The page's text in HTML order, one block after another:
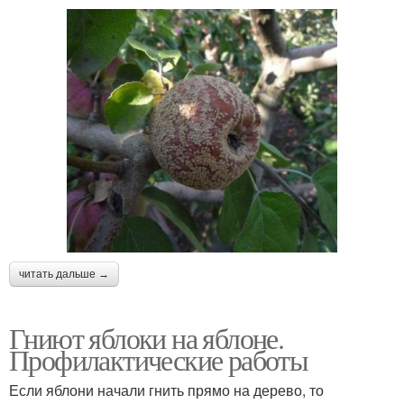
читать дальше →
Гниют яблоки на яблоне.
Профилактические работы
Если яблони начали гнить прямо на дерево, то